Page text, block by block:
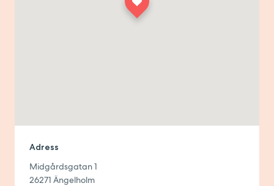
Adress
Midgårdsgatan 1
26271 Ängelholm